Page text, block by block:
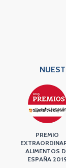
PREMIO
ALIMENTOS
ESPAÑA